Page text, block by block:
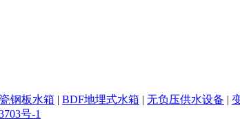
钢板水箱 | BDF地埋式水箱 | 无负压供水设备 |
号-1